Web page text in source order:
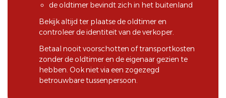
de oldtimer bevindt zich in het buitenland
Bekijk altijd ter plaatse de oldtimer en
controleer de identiteit van de verkoper.
Betaal nooit voorschotten of transportkosten
zonder de oldtimer en de eigenaar gezien te
hebben. Ook niet via een zogezegd
betrouwbare tussenpersoon.